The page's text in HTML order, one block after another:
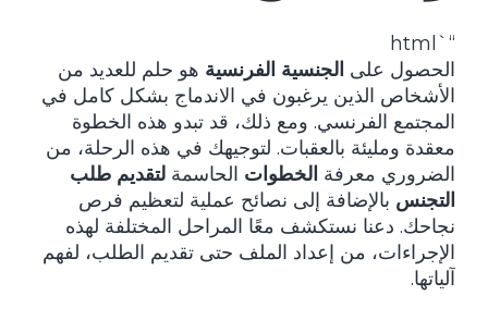
“`html
الحصول على الجنسية الفرنسية هو حلم للعديد من
الأشخاص الذين يرغبون في الاندماج بشكل كامل في
المجتمع الفرنسي. ومع ذلك، قد تبدو هذه الخطوة
معقدة ومليئة بالعقبات. لتوجيهك في هذه الرحلة، من
الضروري معرفة الخطوات الحاسمة لتقديم طلب
التجنس بالإضافة إلى نصائح عملية لتعظيم فرص
نجاحك. دعنا نستكشف معًا المراحل المختلفة لهذه
الإجراءات، من إعداد الملف حتى تقديم الطلب، لفهم
آلياتها.